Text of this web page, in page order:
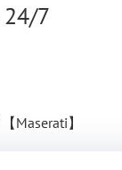
24/7
【Maserati】